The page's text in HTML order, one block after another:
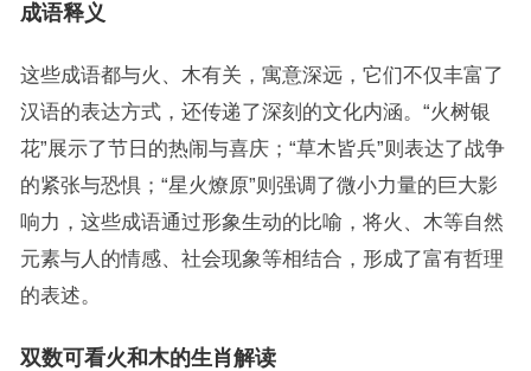
成语释义
这些成语都与火、木有关，寓意深远，它们不仅丰富了
汉语的表达方式，还传递了深刻的文化内涵。“火树银
花”展示了节日的热闹与喜庆；“草木皆兵”则表达了战争
的紧张与恐惧；“星火燎原”则强调了微小力量的巨大影
响力，这些成语通过形象生动的比喻，将火、木等自然
元素与人的情感、社会现象等相结合，形成了富有哲理
的表述。
双数可看火和木的生肖解读